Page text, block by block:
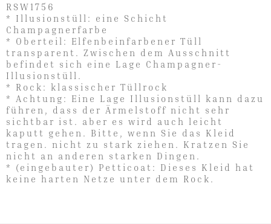
RSW1756
* Illusionstüll: eine Schicht
Champagnerfarbe
* Oberteil: Elfenbeinfarbener Tüll
transparent. Zwischen dem Ausschnitt
befindet sich eine Lage Champagner-
Illusionstüll.
* Rock: klassischer Tüllrock
* Achtung: Eine Lage Illusionstüll kann dazu
führen, dass der Ärmelstoff nicht sehr
sichtbar ist. aber es wird auch leicht
kaputt gehen. Bitte, wenn Sie das Kleid
tragen. nicht zu stark ziehen. Kratzen Sie
nicht an anderen starken Dingen.
* (eingebauter) Petticoat: Dieses Kleid hat
keine harten Netze unter dem Rock.